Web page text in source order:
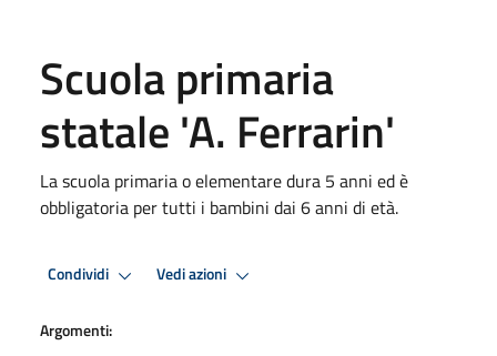
Scuola primaria
statale 'A. Ferrarin'
La scuola primaria o elementare dura 5 anni ed è
obbligatoria per tutti i bambini dai 6 anni di età.
Condividi Vedi azioni
Argomenti: